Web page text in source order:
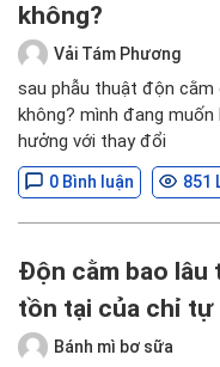
không?
Vải Tám Phương
sau phẫu thuật độn cằm
không? mình đang
hưởng với thay đổi
0 Bình luận 851
Độn cằm bao lâu
tồn tại của chỉ tự
Bánh mì bơ sữa